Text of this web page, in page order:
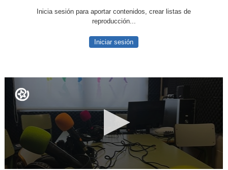
Inicia sesión para aportar contenidos, crear listas de
reproducción...
Iniciar sesión